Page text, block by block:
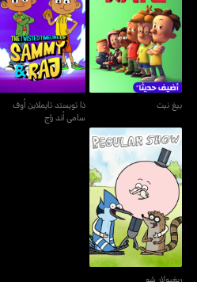
بيغ نيت
بيغ نيت
ذا تويستد تايملاين أوف
سامي أند راج
ذا تويستد تايملاين أوف
سامي أند راج
ريغيولار شو
ريغيولار شو